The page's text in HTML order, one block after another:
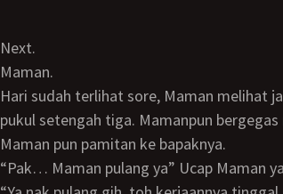
Next.
Maman.
Hari sudah terlihat sore, Maman melihat jam dihpnya dan ternyata sudah menunjukan
pukul setengah tiga. Mamanpun
Maman pun pamitan ke bapaknya.
“Pak… Maman pulang ya” Ucap Maman